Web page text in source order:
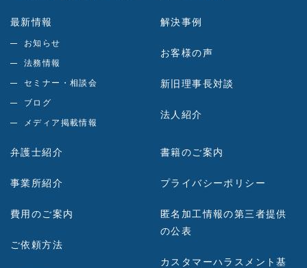
最新情報
お知らせ
法務情報
セミナー・相談会
ブログ
メディア掲載情報
解決事例
お客様の声
新旧理事長対談
法人紹介
弁護士紹介
事業所紹介
費用のご案内
ご依頼方法
書籍のご案内
プライバシーポリシー
匿名加工情報の第三者提供
の公表
カスタマーハラスメント基